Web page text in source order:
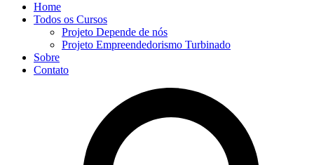
Home
Todos os Cursos
Projeto Depende de nós
Projeto Empreendedorismo Turbinado
Sobre
Contato